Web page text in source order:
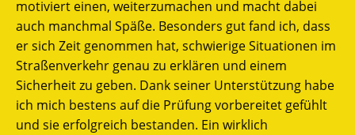
motiviert einen, weiterzumachen und macht dabei
auch manchmal Späße. Besonders gut fand ich, dass
er sich Zeit genommen hat, schwierige Situationen im
Straßenverkehr genau zu erklären und einem
Sicherheit zu geben. Dank seiner Unterstützung habe
ich mich bestens auf die Prüfung vorbereitet gefühlt
und sie erfolgreich bestanden. Ein wirklich